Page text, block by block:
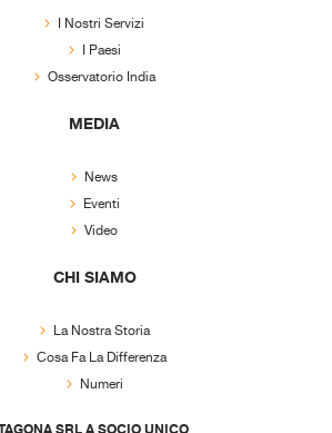
I Nostri Servizi
I Paesi
Osservatorio India
MEDIA
News
Eventi
Video
CHI SIAMO
La Nostra Storia
Cosa Fa La Differenza
Numeri